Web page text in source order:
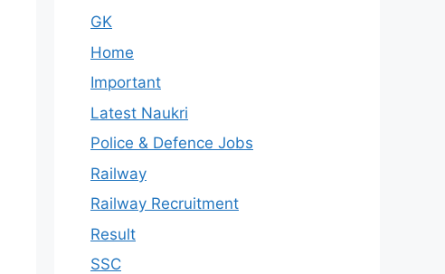
GK
Home
Important
Latest Naukri
Police & Defence Jobs
Railway
Railway Recruitment
Result
SSC